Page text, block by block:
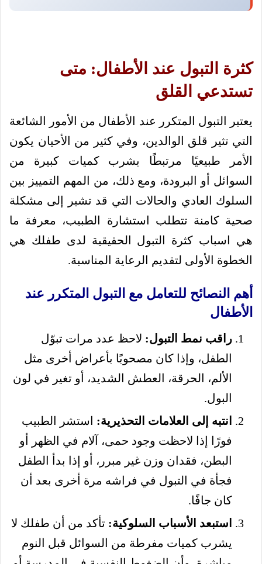
كثرة التبول عند الأطفال: متى
تستدعي القلق
يعتبر التبول المتكرر عند الأطفال من الأمور الشائعة
التي تثير قلق الوالدين، وفي كثير من الأحيان يكون
الأمر طبيعيًا مرتبطًا بشرب كميات كبيرة من
السوائل أو البرودة، ومع ذلك، من المهم التمييز بين
السلوك العادي والحالات التي قد تشير إلى مشكلة
صحية كامنة تتطلب استشارة الطبيب، معرفة ما
هي اسباب كثرة التبول الحقيقية لدى طفلك هي
الخطوة الأولى لتقديم الرعاية المناسبة.
أهم النصائح للتعامل مع التبول المتكرر عند
الأطفال
راقب نمط التبول: لاحظ عدد مرات تبوّل
الطفل، وإذا كان مصحوبًا بأعراض أخرى مثل
الألم، الحرقة، العطش الشديد، أو تغير في لون
البول.
انتبه إلى العلامات التحذيرية: استشر الطبيب
فورًا إذا لاحظت وجود حمى، آلام في الظهر أو
البطن، فقدان وزن غير مبرر، أو إذا بدأ الطفل
فجأة في التبول في فراشه مرة أخرى بعد أن
كان جافًا.
استبعد الأسباب السلوكية: تأكد من أن طفلك لا
يشرب كميات مفرطة من السوائل قبل النوم